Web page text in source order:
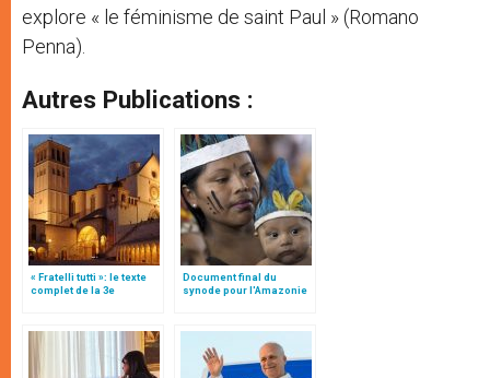
explore « le féminisme de saint Paul » (Romano
Penna).
Autres Publications :
« Fratelli tutti »: le texte
complet de la 3e
Document final du
synode pour l'Amazonie